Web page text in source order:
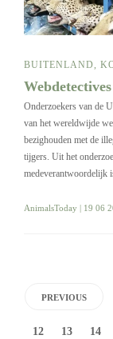
BUITENLAND,
Onderzoekers van de
van het wereldwijde
bezighouden met de
tijgers. Uit het
AnimalsToday | 19 06
PREVIOUS
12 13 14